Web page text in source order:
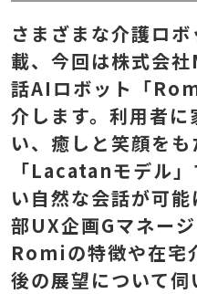
さまざまな介護ロ
載、今回は株式会
話AIロボット「
介します。利用者
い、癒しと笑顔を
「Lacatanモデル
い自然な会話が可
部UX企画Gマネー
Romiの特徴や在宅
後の展望について伺